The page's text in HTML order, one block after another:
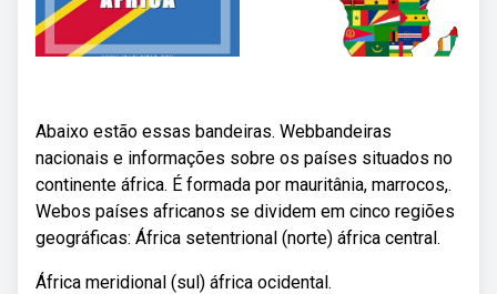
Abaixo estão essas bandeiras. Webbandeiras
nacionais e informações sobre os países situados no
continente áfrica. É formada por mauritânia, marrocos,.
Webos países africanos se dividem em cinco regiões
geográficas: África setentrional (norte) áfrica central.
África meridional (sul) áfrica ocidental.